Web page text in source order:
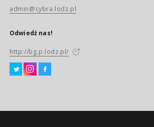
admin@cybra.lodz.pl
Odwiedź nas!
http://bg.p.lodz.pl/